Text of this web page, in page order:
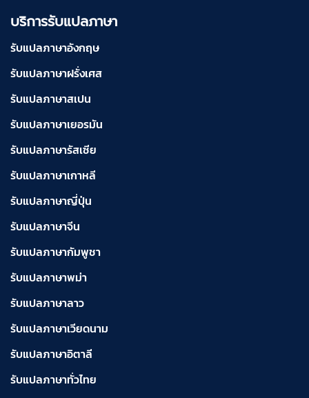
บริการรับแปลภาษา
รับแปลภาษาอังกฤษ
รับแปลภาษาฝรั่งเศส
รับแปลภาษาสเปน
รับแปลภาษาเยอรมัน
รับแปลภาษารัสเซีย
รับแปลภาษาเกาหลี
รับแปลภาษาญี่ปุ่น
รับแปลภาษาจีน
รับแปลภาษากัมพูชา
รับแปลภาษาพม่า
รับแปลภาษาลาว
รับแปลภาษาเวียดนาม
รับแปลภาษาอิตาลี
รับแปลภาษาทั่วไทย